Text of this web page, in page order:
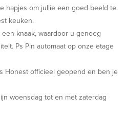
hapjes om jullie een goed beeld te
keuken.
knaak, waardoor u genoeg
Ps Pin automaat op onze etage
Honest officieel geopend en ben je
woensdag tot en met zaterdag